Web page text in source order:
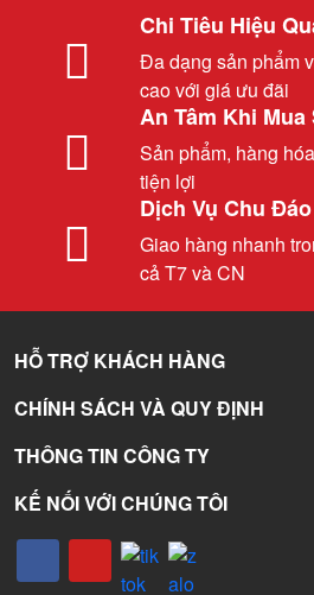
Chi Tiêu Hiệu
Đa dạng sản phẩm
cao với giá ưu đãi
An Tâm Khi Mua
Sản phẩm, hàng
tiện lợi
Dịch Vụ Chu Đáo
Giao hàng nhanh
cả T7 và CN
HỖ TRỢ KHÁCH HÀNG
CHÍNH SÁCH VÀ QUY ĐỊNH
THÔNG TIN CÔNG TY
KẾ NỐI VỚI CHÚNG TÔI